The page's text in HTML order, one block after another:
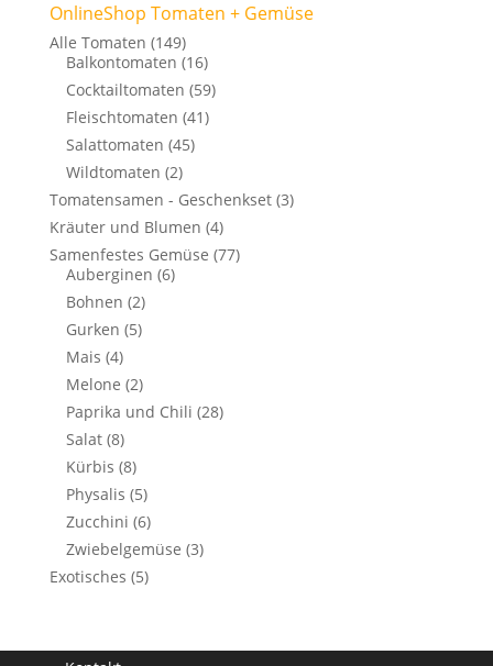
OnlineShop Tomaten + Gemüse
Alle Tomaten (149)
Balkontomaten (16)
Cocktailtomaten (59)
Fleischtomaten (41)
Salattomaten (45)
Wildtomaten (2)
Tomatensamen - Geschenkset (3)
Kräuter und Blumen (4)
Samenfestes Gemüse (77)
Auberginen (6)
Bohnen (2)
Gurken (5)
Mais (4)
Melone (2)
Paprika und Chili (28)
Salat (8)
Kürbis (8)
Physalis (5)
Zucchini (6)
Zwiebelgemüse (3)
Exotisches (5)